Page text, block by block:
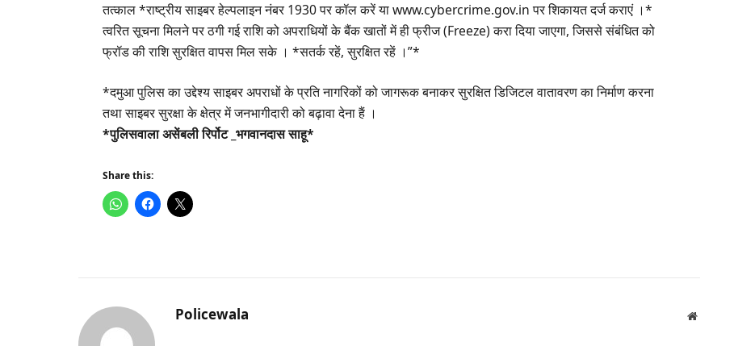
तत्काल *राष्ट्रीय साइबर हेल्पलाइन नंबर 1930 पर कॉल करें या www.cybercrime.gov.in पर शिकायत दर्ज कराएं ।*
त्वरित सूचना मिलने पर ठगी गई राशि को अपराधियों के बैंक खातों में ही फ्रीज (Freeze) करा दिया जाएगा, जिससे संबंधित को
फ्रॉड की राशि सुरक्षित वापस मिल सके । *सतर्क रहें, सुरक्षित रहें ।”*
*दमुआ पुलिस का उद्देश्य साइबर अपराधों के प्रति नागरिकों को जागरूक बनाकर सुरक्षित डिजिटल वातावरण का निर्माण करना
तथा साइबर सुरक्षा के क्षेत्र में जनभागीदारी को बढ़ावा देना हैं ।
*पुलिसवाला असेंबली रिर्पोट _भगवानदास साहू*
Share this:
Policewala Website